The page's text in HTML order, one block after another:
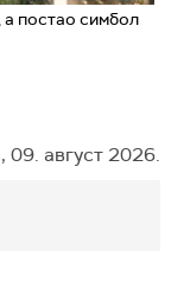
а постао симбол
09. август 2026.